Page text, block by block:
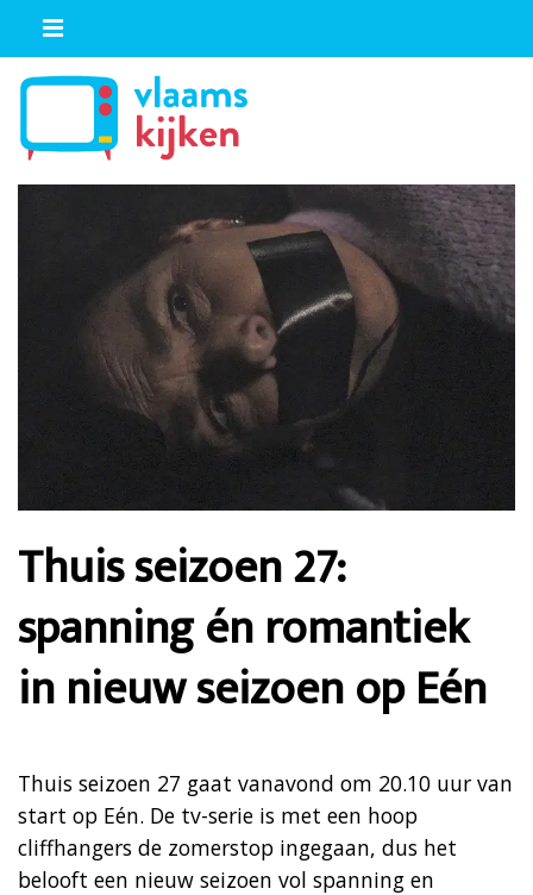
Thuis seizoen 27:
spanning én romantiek
in nieuw seizoen op Eén
Thuis seizoen 27 gaat vanavond om 20.10 uur van
start op Eén. De tv-serie is met een hoop
cliffhangers de zomerstop ingegaan, dus het
belooft een nieuw seizoen vol spanning en